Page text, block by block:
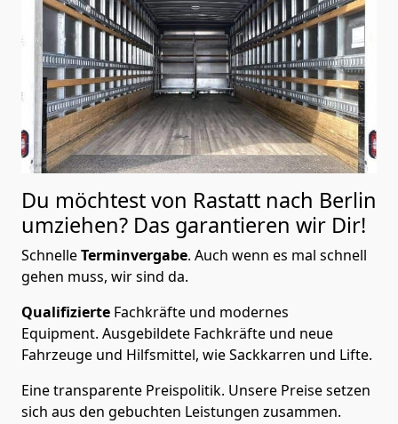
Du möchtest von Rastatt nach Berlin
umziehen? Das garantieren wir Dir!
SchnelleTerminvergabe. Auch wenn es mal schnell
gehen muss, wir sind da.
Qualifizierte Fachkräfte und modernes
Equipment. Ausgebildete Fachkräfte und neue
Fahrzeuge und Hilfsmittel, wie Sackkarren und Lifte.
Eine transparente Preispolitik. Unsere Preise setzen
sich aus den gebuchten Leistungen zusammen.